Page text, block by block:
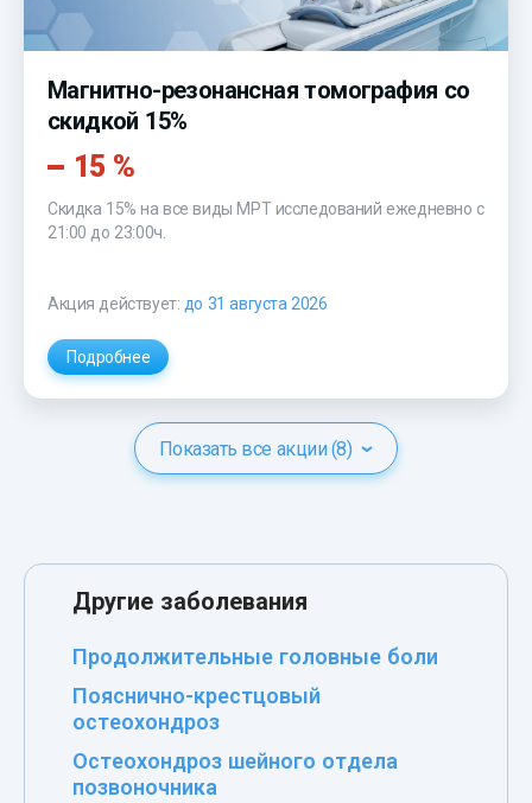
Магнитно-резонансная томография со
скидкой 15%
15 %
Скидка 15% на все виды МРТ исследований ежедневно с
21:00 до 23:00ч.
Акция действует: до 31 августа 2026
Подробнее
Показать все акции (8)
Другие заболевания
Продолжительные головные боли
Пояснично-крестцовый
остеохондроз
Остеохондроз шейного отдела
позвоночника